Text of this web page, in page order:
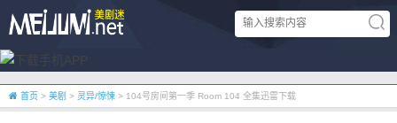
首页 > 美剧 > 灵异/惊悚 > 104号房间第一季 Room 104 全集迅雷下载